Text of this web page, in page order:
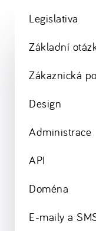
Legislativa
Základní
Zákaznická
Design
Administrace
API
Doména
E-maily a